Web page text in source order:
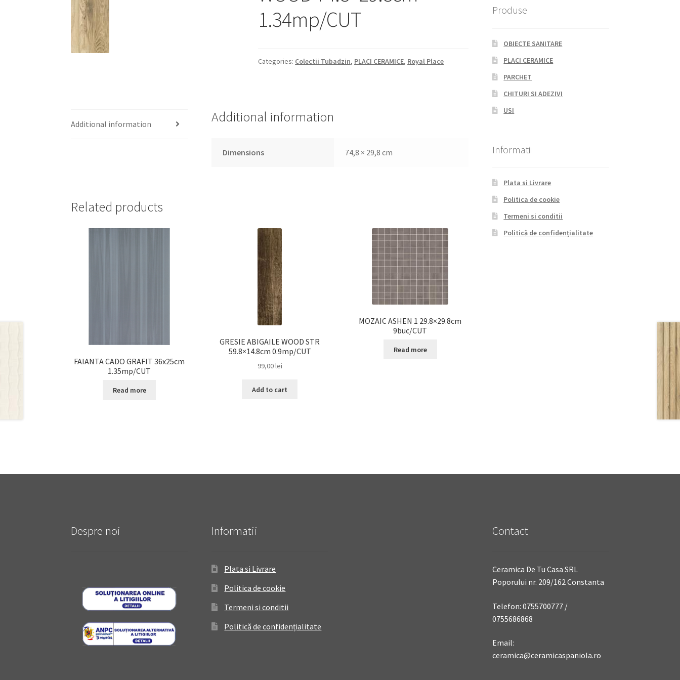
1.34mp/CUT
Categories: Colectii Tubadzin, PLACI CERAMICE, Royal Place
Additional information Additional information
Dimensions 74,8 × 29,8 cm
Related products
FAIANTA CADO GRAFIT 36x25cm
1.35mp/CUT
Read more
GRESIE ABIGAILE WOOD STR
59.8×14.8cm 0.9mp/CUT
99,00lei
Add to cart
MOZAIC ASHEN 1 29.8×29.8cm
9buc/CUT
Read more
Produse
OBIECTE SANITARE
PLACI CERAMICE
PARCHET
CHITURI SI ADEZIVI
USI
Informatii
Plata si Livrare
Politica de cookie
Termeni si conditii
Politică de confidențialitate
Despre noi Informatii
Plata si Livrare
Politica de cookie
Termeni si conditii
Politică de confidențialitate
Contact
Ceramica De Tu Casa SRL
Poporului nr. 209/162 Constanta
Telefon: 0755700777 /
0755686868
Email:
ceramica@ceramicaspaniola.ro